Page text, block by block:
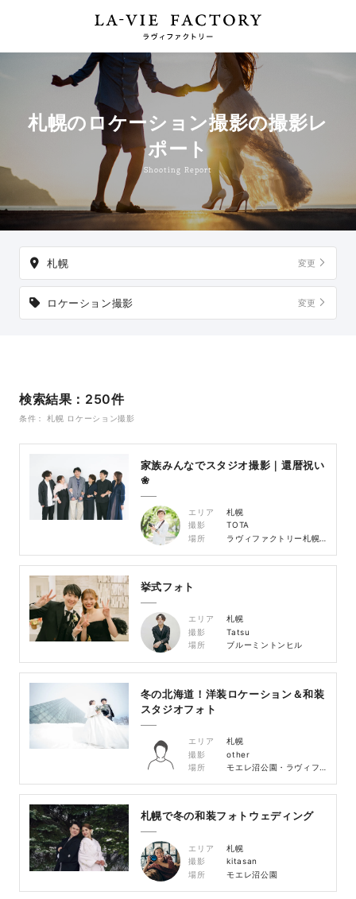
Shooting Report
札幌のロケーション撮影の撮影レ
ポート
札幌 変更
ロケーション撮影 変更
検索結果：250件
条件： 札幌 ロケーション撮影
家族みんなでスタジオ撮影｜還暦祝い
❀
エリア
札幌
撮影
TOTA
場所
ラヴィファクトリー札幌メゾンスタジオ
挙式フォト
エリア
札幌
撮影
Tatsu
場所
ブルーミントンヒル
冬の北海道！洋装ロケーション＆和装
スタジオフォト
エリア
札幌
撮影
other
場所
モエレ沼公園・ラヴィファクトリー札幌スタジオ
札幌で冬の和装フォトウェディング
エリア
札幌
撮影
kitasan
場所
モエレ沼公園